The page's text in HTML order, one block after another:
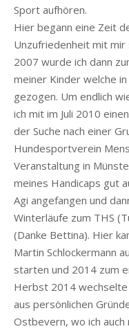
Sport aufhören.
Hier begann eine Zeit
Unzufriedenheit mit mir
2007 wurde ich dann
meiner Kinder welche
gezogen. Um endlich
ich mit im Juli 2010
der Suche nach einer
Hundesportverein
Veranstaltung in
meines Handicaps gut
Agi angefangen und
Winterläufe zum THS
(Danke Bettina). Hier
Martin Schlockermann
starten und 2014 zum
Herbst 2014
aus persönlichen
Ostbevern, wo ich auch